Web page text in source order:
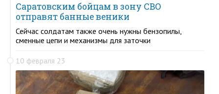
Саратовским бойцам в зону СВО
отправят банные веники
Сейчас солдатам также очень нужны бензопилы,
сменные цепи и механизмы для заточки
10 февраля 23